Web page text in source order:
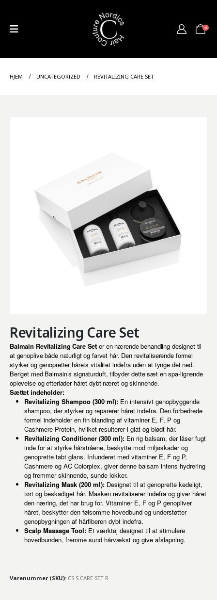
0
HJEM UNCATEGORIZED REVITALIZING CARE SET
Revitalizing Care Set
Balmain Revitalizing Care Set er en nærende behandling designet til
at genoplive både naturligt og farvet hår. Den revitaliserende formel
styrker og genopretter hårets vitalitet indefra uden at tynge det ned.
Beriget med Balmain’s signaturduft, tilbyder dette sæt en spa-lignende
oplevelse og efterlader håret dybt næret og skinnende.
Sættet indeholder:
Revitalizing Shampoo (300 ml):En intensivt genopbyggende
shampoo, der styrker og reparerer håret indefra. Den forbedrede
formel indeholder en fin blanding af vitaminer E, F, P og
Cashmere Protein, hvilket resulterer i glat og blødt hår.
Revitalizing Conditioner (300 ml):En rig balsam, der låser fugt
inde for at styrke hårstråene, beskytte mod miljøskader og
genoprette tabt glans. Infunderet med vitaminer E, F og P,
Cashmere og AC Colorplex, giver denne balsam intens hydrering
og fremmer skinnende, sunde lokker.
Revitalizing Mask (200 ml):Designet til at genoprette kedeligt,
tørt og beskadiget hår. Masken revitaliserer indefra og giver håret
den næring, det har brug for. Vitaminer E, F og P genopliver
håret, beskytter den følsomme hovedbund og understøtter
genopbygningen af hårfiberen dybt indefra.
Scalp Massage Tool:Et værktøj designet til at stimulere
hovedbunden, fremme sund hårvækst og give afslapning.
Varenummer (SKU): CS S CARE SET R